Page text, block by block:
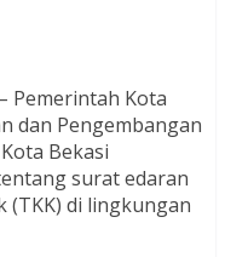
– Pemerintah Kota
dan Pengembangan
Bekasi
surat edaran
di lingkungan